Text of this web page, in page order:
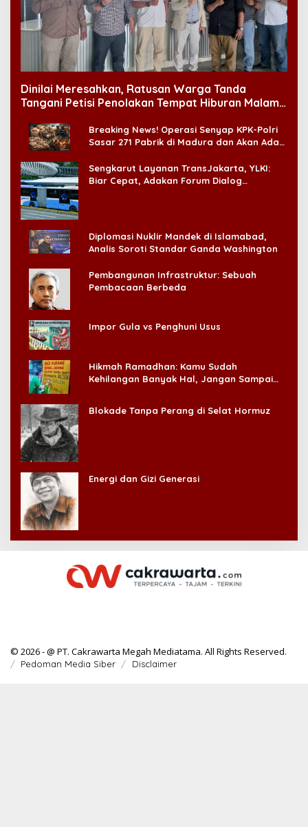
Dinilai Meresahkan, Ratusan Warga Tanda
Tangani Petisi Penolakan Tempat Hiburan Malam
Breaking News! Operasi Senyap KPK-Polri
Sasar 271 Pabrik di Madura dan Akan Ada
Sengkarut Layanan TransJakarta, YLKI:
Biar Cepat, Adakan Forum Dialog
Diplomasi Nuklir Mandek di Islamabad,
Analis Soroti Standar Ganda Washington
Pembangunan Infrastruktur: Sebuah
Pembacaan Berbeda
Impor Gula vs Penghuni Usus
Hikmah Ramadhan: Kamu Sudah
Kehilangan Banyak Hal, Jangan Sampai
Blokade Tanpa Perang di Selat Hormuz
Energi dan Gizi Generasi
© 2026 - @ PT. Cakrawarta Megah Mediatama. All Rights Reserved.
Pedoman Media Siber Disclaimer